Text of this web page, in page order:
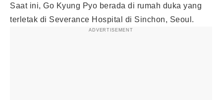
Saat ini, Go Kyung Pyo berada di rumah duka yang
terletak di Severance Hospital di Sinchon, Seoul.
ADVERTISEMENT